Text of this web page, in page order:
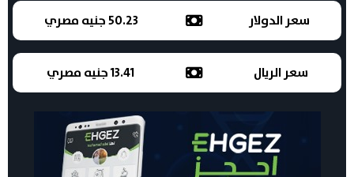
سعر الدولار 50.23 جنيه مصري
سعر الريال 13.41 جنيه مصري